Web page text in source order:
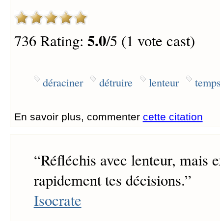
736 Rating: 5.0/5 (1 vote cast)
déraciner détruire lenteur
En savoir plus, commenter cette citation
“Réfléchis avec lenteur, mais
rapidement tes décisions.”
Isocrate